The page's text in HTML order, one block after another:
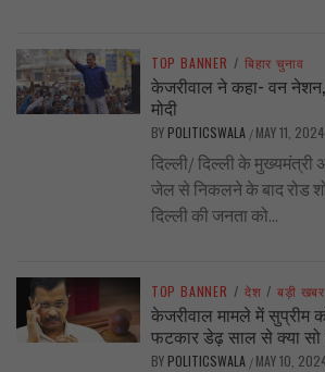
TOP BANNER / बिहार चुनाव
केजरीवाल ने कहा- वन
मोदी
BY POLITICSWALA / MAY 11, 2024
दिल्ली/ दिल्ली के मुख्यमंत्री
जेल से निकलने के बाद रोड
दिल्ली की जनता को...
TOP BANNER / देश / बड़ी खबर
केजरीवाल मामले में सुप्रीम
फटकार डेढ़ साल से क्या
BY POLITICSWALA / MAY 10,